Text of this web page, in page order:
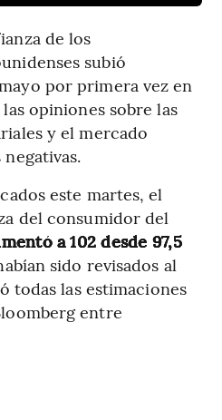
de los
subió
por primera vez en
opiniones sobre las
y el mercado
este martes, el
del consumidor del
a 102 desde 97,5
sido revisados al
todas las estimaciones
entre